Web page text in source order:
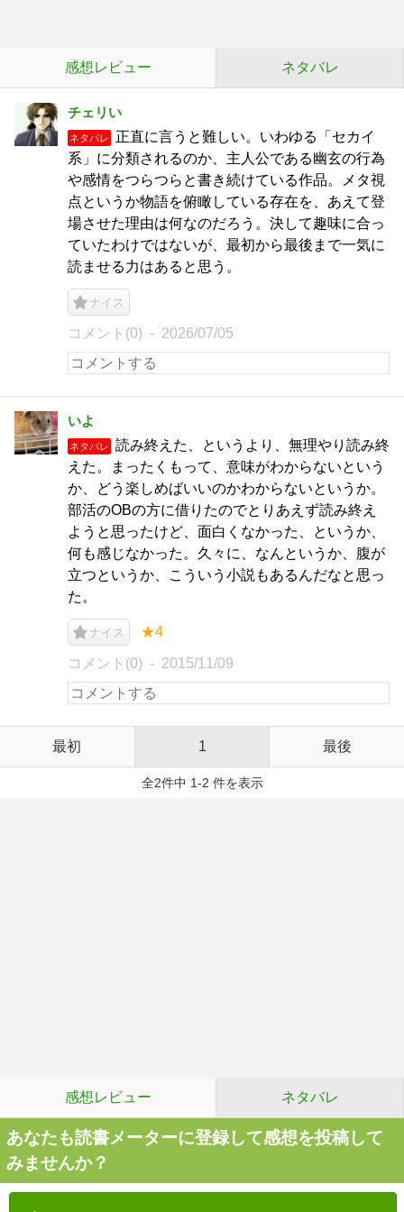
感想レビュー ネタバレ
チェリい
ネタバレ
正直に言うと難しい。いわゆる「セカイ
系」に分類されるのか、主人公である幽玄の行為
や感情をつらつらと書き続けている作品。メタ視
点というか物語を俯瞰している存在を、あえて登
場させた理由は何なのだろう。決して趣味に合っ
ていたわけではないが、最初から最後まで一気に
読ませる力はあると思う。
ナイス
コメント(0) 2026/07/05
いよ
ネタバレ
読み終えた、というより、無理やり読み終
えた。まったくもって、意味がわからないという
か、どう楽しめばいいのかわからないというか。
部活のOBの方に借りたのでとりあえず読み終え
ようと思ったけど、面白くなかった、というか、
何も感じなかった。久々に、なんというか、腹が
立つというか、こういう小説もあるんだなと思っ
た。
ナイス ★4
コメント(0) 2015/11/09
最初 1 最後
全2件中 1-2 件を表示
感想レビュー ネタバレ
あなたも読書メーターに登録して感想を投稿して
みませんか？